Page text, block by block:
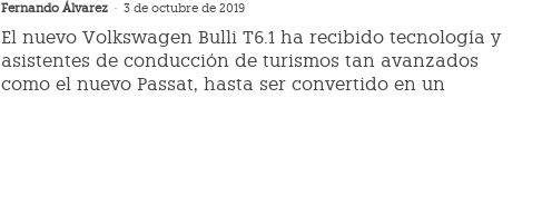
Fernando Álvarez - 3 de octubre de 2019
El nuevo Volkswagen Bulli T6.1 ha recibido tecnología y
asistentes de conducción de turismos tan avanzados
como el nuevo Passat, hasta ser convertido en un